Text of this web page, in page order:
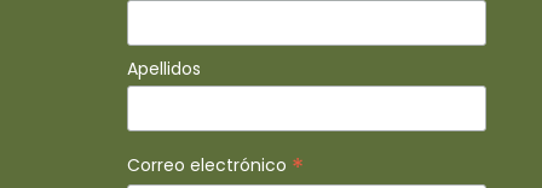
Apellidos
Correo electrónico *